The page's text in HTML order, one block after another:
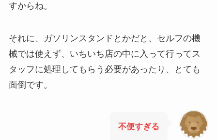
すからね。
それに、ガソリンスタンドとかだと、セルフの機
械では使えず、いちいち店の中に入って行ってス
タッフに処理してもらう必要があったり、とても
面倒です。
不便すぎる